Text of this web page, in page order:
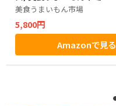
美食うまいもん市場
5,800円
Amazonで見る